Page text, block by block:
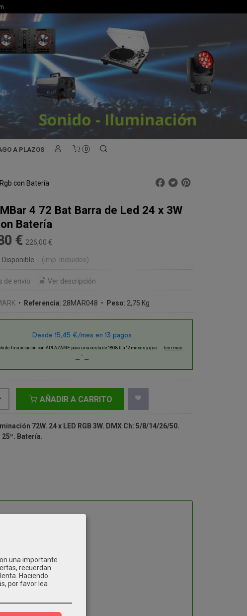
A PLAZOS 0
con Batería
4 72 Bat Barra de Led 24 x 3W
Batería
€ 226,00 €
Disponible - (Imp. Incluidos)
de envío Ver descripción
• Referencia: 28MAR048 • Peso: 2,75 Kg
AÑADIR A CARRITO
72W. 24 x LED RGB 3W. DMX Ch: 5/8/14/26/50.
Batería.
una importante
recuerdan
Haciendo
por favor lea